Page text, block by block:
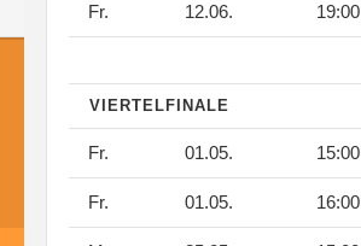
Fr. 12.06. 19:00
VIERTELFINALE
Fr. 01.05. 15:00
Fr. 01.05. 16:00